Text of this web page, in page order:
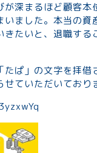
が深まるほど顧客本
いました。本当の資
きたいと、退職する
たぱ」の文字を拝借
せていただいており